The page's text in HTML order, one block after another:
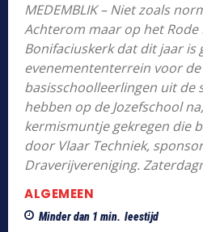
MEDEMBLIK – Niet zoals
Achterom maar op het Rode
Bonifaciuskerk dat dit jaar
evenemententerrein voor
basisschoolleerlingen uit de
hebben op de Jozefschool
kermismuntje gekregen die
door Vlaar Techniek,
Draverijvereniging.
ALGEMEEN
Minder dan 1 min. leestijd